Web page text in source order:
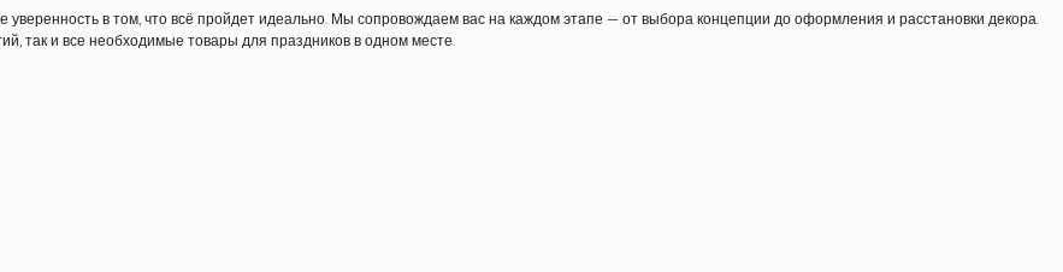
в том, что всё пройдет идеально. Мы сопровождаем вас на каждом этапе — от выбора концепции до оформления и расстановки декора.
так и все необходимые товары для праздников в одном месте.